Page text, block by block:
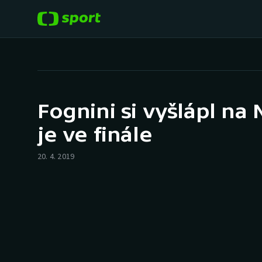
Hokej
Tenis
Baseball a softbal
Fognini si vyšlápl na
je ve finále
20. 4. 2019